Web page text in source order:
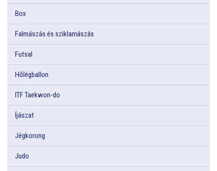
Box
Falmászás és sziklamászás
Futsal
Hőlégballon
ITF Taekwon-do
Íjászat
Jégkorong
Judo